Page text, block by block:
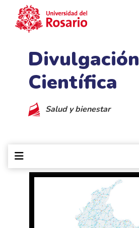
Divulgación
Científica
Salud y bienestar